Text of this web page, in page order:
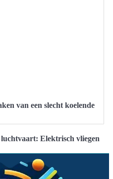
van een slecht koelende
Elektrisch vliegen